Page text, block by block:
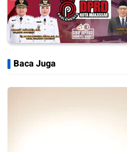
Baca Juga